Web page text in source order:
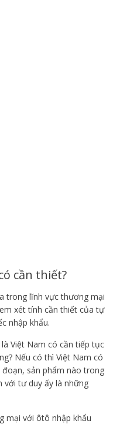
cần thiết?
trong lĩnh vực thương mại
xét tính cần thiết của tự
nhập khẩu.
Việt Nam có cần tiếp tục
Nếu có thì Việt Nam có
sản phẩm nào trong
với tư duy ấy là những
mại với ôtô nhập khẩu